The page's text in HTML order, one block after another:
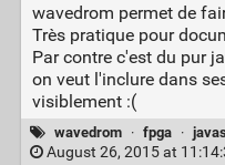
wavedrom permet de
Très pratique pour
Par contre c'est du pur
on veut l'inclure dans
visiblement :(
wavedrom · fpga ·
August 26, 2015 at